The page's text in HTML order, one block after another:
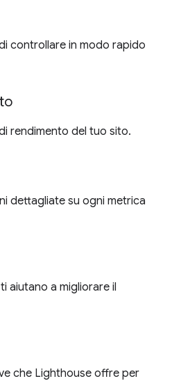
controllare in modo rapido
rendimento del tuo sito.
dettagliate su ogni metrica
aiutano a migliorare il
che Lighthouse offre per